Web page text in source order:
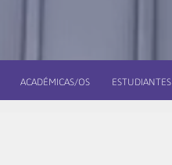
ACADÉMICAS/OS ESTUDIANTES